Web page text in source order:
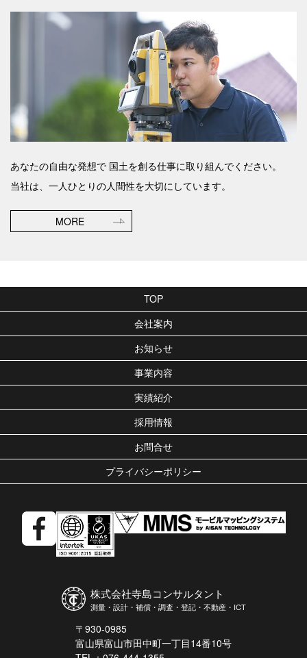
あなたの自由な発想で 国土を創る仕事に取り組んでください。
当社は、一人ひとりの人間性を大切にしています。
MORE
株式会社寺島コンサルタント
測量・設計・補償・調査・登記・不動産・ICT
〒930-0985
富山県富山市田中町一丁目14番10号
TOP
会社案内
お知らせ
事業内容
実績紹介
採用情報
お問合せ
プライバシーポリシー